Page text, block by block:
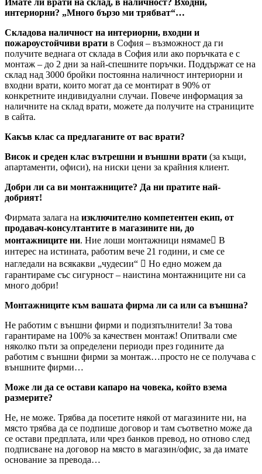
Имате ли врати на склад, в наличност? Входни,
интериорни? „Много бързо ми трябват“…
Складова наличност на интериорни, входни и
пожароустойчиви врати в София – възможност да ги
получите веднага от склада в София или ако поръчката е с
монтаж – до 2 дни за най-спешните поръчки. Поддържат се на
склад над 3000 бройки постоянна наличност интериорни и
входни врати, които могат да се монтират в 90% от
конкретните индивидуални случаи. Повече информация за
наличните на склад врати, можете да получите на страниците
в сайта.
Какъв клас са предлаганите от вас врати?
Висок и среден клас вътрешни и външни врати (за къщи,
апартаменти, офиси), на ниски цени за крайния клиент.
Добри ли са ви монтажниците? Да ни пратите най-
добрият!
Фирмата залага на изключително компетентен екип, от
продавач-консултантите в магазините ни, до
монтажниците ни. Ние лоши монтажници нямаме В
интерес на истината, работим вече 21 години, и сме се
нагледали на всякакви „чудесии“  Но едно можем да
гарантираме със сигурност – наистина монтажниците ни са
много добри!
Монтажниците към вашата фирма ли са или са външна?
Не работим с външни фирми и подизпълнители! За това
гарантираме на 100% за качествен монтаж! Опитвали сме
няколко пъти за определени периоди през годините да
работим с външни фирми за монтаж…просто не се получава с
външните фирми…
Може ли да се остави капаро на човека, който взема
размерите?
Не, не може. Трябва да посетите някой от магазините ни, на
място трябва да се подпише договор и там съответно може да
се остави предплата, или чрез банков превод, но отново след
подписване на договор на място в магазин/офис, за да имате
основание за превода…